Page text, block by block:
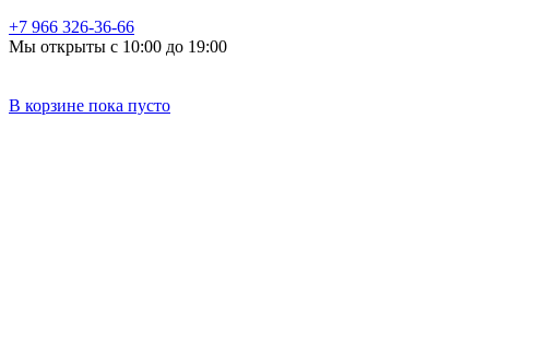
+7 966 326-36-66
Мы открыты с 10:00 до 19:00
В корзине пока пусто